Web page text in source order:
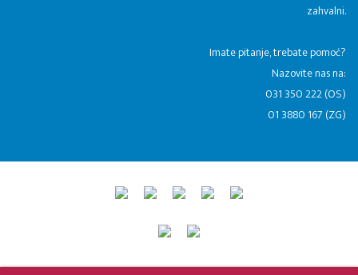
zahvalni.
​Imate pitanje, trebate pomoć?
Nazovite nas na:
031 350 222 (OS)
01 3880 167 (ZG)